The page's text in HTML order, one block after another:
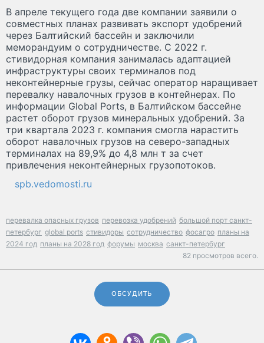
В апреле текущего года две компании заявили о
совместных планах развивать экспорт удобрений
через Балтийский бассейн и заключили
меморандуим о сотрудничестве. С 2022 г.
стивидорная компания занималась адаптацией
инфраструктуры своих терминалов под
неконтейнерные грузы, сейчас оператор наращивает
перевалку навалочных грузов в контейнерах. По
информации Global Ports, в Балтийском бассейне
растет оборот грузов минеральных удобрений. За
три квартала 2023 г. компания смогла нарастить
оборот навалочных грузов на северо-западных
терминалах на 89,9% до 4,8 млн т за счет
привлечения неконтейнерных грузопотоков.
spb.vedomosti.ru
перевалка опасных грузов перевозка удобрений большой порт санкт-
петербург global ports стивидоры сотрудничество фосагро планы на
2024 год планы на 2028 год форумы москва санкт-петербург
82 просмотров всего.
ОБСУДИТЬ